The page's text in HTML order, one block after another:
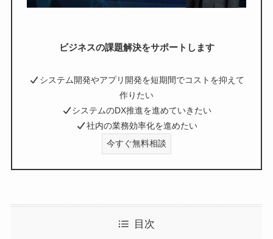
ビジネスの課題解決をサポートします
システム開発やアプリ開発を短期間でコストを抑えて
作りたい
システムのDX推進を進めていきたい
社内の業務効率化を進めたい
今すぐ無料相談
目次